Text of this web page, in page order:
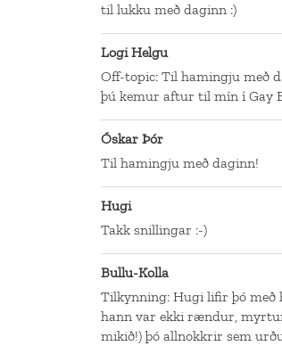
til lukku með daginn :)
Logi Helgu
Off-topic: Til hamingju með
þú kemur aftur til mín í Gay
Óskar Þór
Til hamingju með daginn!
Hugi
Takk snillingar :-)
Bullu-Kolla
Tilkynning: Hugi lifir þó með
hann var ekki rændur,
mikið!) þó allnokkrir sem